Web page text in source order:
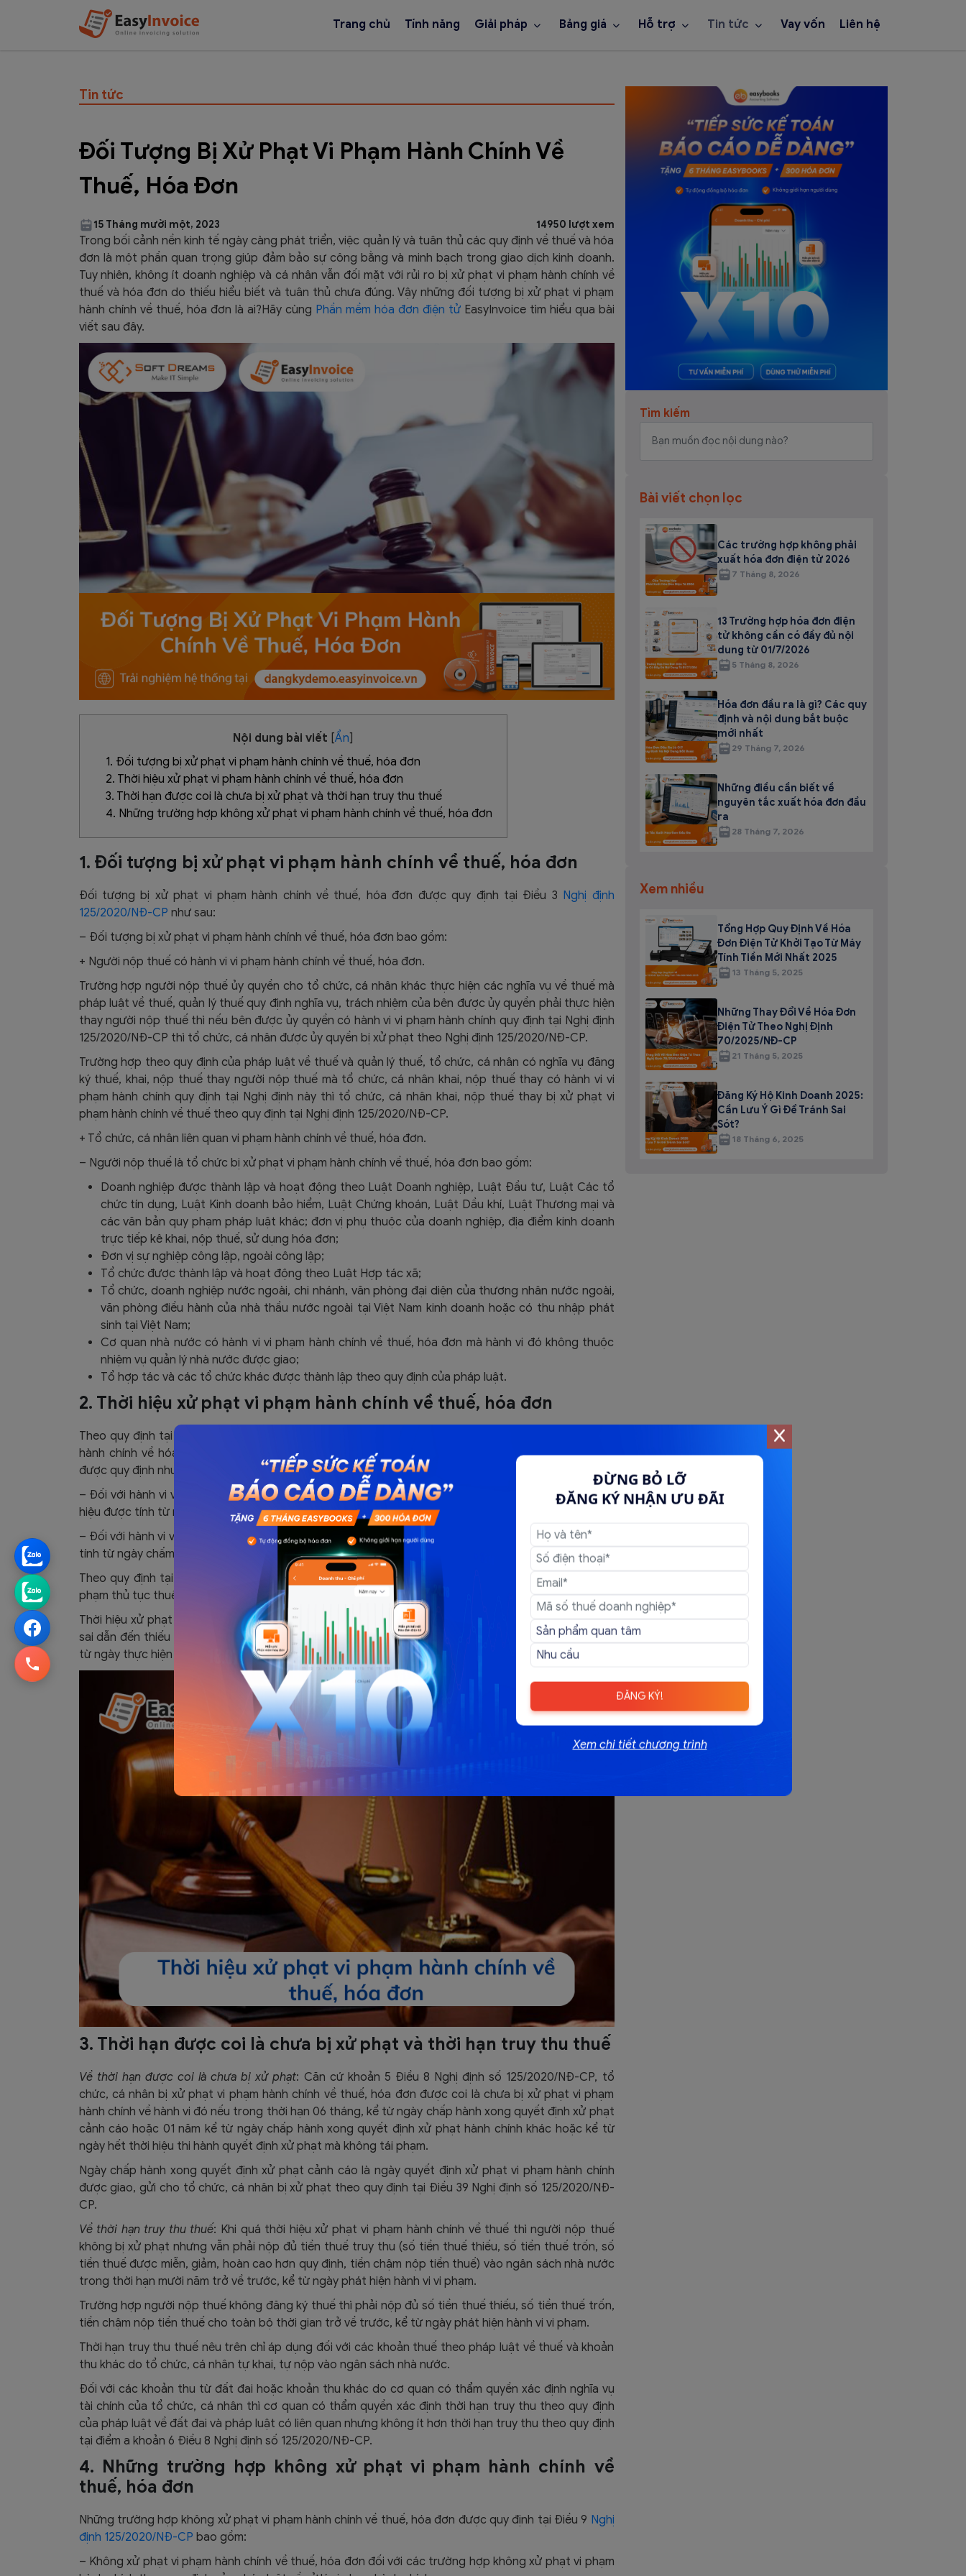
Trang chủ Tính năng Giải pháp Bảng giá Hỗ trợ Tin tức Vay vốn Liên hệ
ĐỪNG BỎ LỠ
ĐĂNG KÝ NHẬN ƯU ĐÃI
ĐĂNG KÝ!
Xem chi tiết chương trình
Tin tức
Đối Tượng Bị Xử Phạt Vi Phạm Hành Chính Về
Thuế, Hóa Đơn
15 Tháng mười một, 2023 14950 lượt xem
Trong bối cảnh nền kinh tế ngày càng phát triển, việc quản lý và tuân thủ các quy định về thuế và hóa
đơn là một phần quan trọng giúp đảm bảo sự công bằng và minh bạch trong giao dịch kinh doanh.
Tuy nhiên, không ít doanh nghiệp và cá nhân vẫn đối mặt với rủi ro bị xử phạt vi phạm hành chính về
thuế và hóa đơn do thiếu hiểu biết và tuân thủ chưa đúng. Vậy những đối tượng bị xử phạt vi phạm
hành chính về thuế, hóa đơn là ai?Hãy cùng Phần mềm hóa đơn điện tửEasyInvoice tìm hiểu qua bài
viết sau đây.
Nội dung bài viết [Ẩn]
1. Đối tượng bị xử phạt vi phạm hành chính về thuế, hóa đơn
2. Thời hiệu xử phạt vi phạm hành chính về thuế, hóa đơn
3. Thời hạn được coi là chưa bị xử phạt và thời hạn truy thu thuế
4. Những trường hợp không xử phạt vi phạm hành chính về thuế, hóa đơn
1. Đối tượng bị xử phạt vi phạm hành chính về thuế, hóa đơn
Đối tượng bị xử phạt vi phạm hành chính về thuế, hóa đơn được quy định tại Điều 3 Nghị định
125/2020/NĐ-CP như sau:
– Đối tượng bị xử phạt vi phạm hành chính về thuế, hóa đơn bao gồm:
+ Người nộp thuế có hành vi vi phạm hành chính về thuế, hóa đơn.
Trường hợp người nộp thuế ủy quyền cho tổ chức, cá nhân khác thực hiện các nghĩa vụ về thuế mà
pháp luật về thuế, quản lý thuế quy định nghĩa vụ, trách nhiệm của bên được ủy quyền phải thực hiện
thay người nộp thuế thì nếu bên được ủy quyền có hành vi vi phạm hành chính quy định tại Nghị định
125/2020/NĐ-CP thì tổ chức, cá nhân được ủy quyền bị xử phạt theo Nghị định 125/2020/NĐ-CP.
Trường hợp theo quy định của pháp luật về thuế và quản lý thuế, tổ chức, cá nhân có nghĩa vụ đăng
ký thuế, khai, nộp thuế thay người nộp thuế mà tổ chức, cá nhân khai, nộp thuế thay có hành vi vi
phạm hành chính quy định tại Nghị định này thì tổ chức, cá nhân khai, nộp thuế thay bị xử phạt vi
phạm hành chính về thuế theo quy định tại Nghị định 125/2020/NĐ-CP.
+ Tổ chức, cá nhân liên quan vi phạm hành chính về thuế, hóa đơn.
– Người nộp thuế là tổ chức bị xử phạt vi phạm hành chính về thuế, hóa đơn bao gồm:
Doanh nghiệp được thành lập và hoạt động theo Luật Doanh nghiệp, Luật Đầu tư, Luật Các tổ
chức tín dụng, Luật Kinh doanh bảo hiểm, Luật Chứng khoán, Luật Dầu khí, Luật Thương mại và
các văn bản quy phạm pháp luật khác; đơn vị phụ thuộc của doanh nghiệp, địa điểm kinh doanh
trực tiếp kê khai, nộp thuế, sử dụng hóa đơn;
Đơn vị sự nghiệp công lập, ngoài công lập;
Tổ chức được thành lập và hoạt động theo Luật Hợp tác xã;
Tổ chức, doanh nghiệp nước ngoài, chi nhánh, văn phòng đại diện của thương nhân nước ngoài,
văn phòng điều hành của nhà thầu nước ngoài tại Việt Nam kinh doanh hoặc có thu nhập phát
sinh tại Việt Nam;
Cơ quan nhà nước có hành vi vi phạm hành chính về thuế, hóa đơn mà hành vi đó không thuộc
nhiệm vụ quản lý nhà nước được giao;
Tổ hợp tác và các tổ chức khác được thành lập theo quy định của pháp luật.
2. Thời hiệu xử phạt vi phạm hành chính về thuế, hóa đơn
Theo quy định tại khoản 1 Điều 8 Nghị định Nghị định số 125/2020/NĐ-CP, thời hiệu xử phạt vi phạm
hành chính về hóa đơn là 01 năm. Thời điểm tính thời hiệu xử phạt vi phạm hành chính về hóa đơn
được quy định như sau:
– Đối với hành vi vi phạm hành chính đang được thực hiện quy định tại điểm c khoản 1 Điều 8 thì thời
hiệu được tính từ ngày người có thẩm quyền thi hành công vụ phát hiện hành vi vi phạm.
– Đối với hành vi vi phạm hành chính đã kết thúc quy định tại điểm d khoản 1 Điều 8 thì thời hiệu được
tính từ ngày chấm dứt hành vi vi phạm.
Theo quy định tại khoản 2 Điều 8 Nghị định số 125/2020/NĐ-CP, thời hiệu xử phạt đối với hành vi vi
phạm thủ tục thuế là 02 năm, kể từ ngày thực hiện hành vi vi phạm.
Thời hiệu xử phạt đối với hành vi trốn thuế chưa đến mức truy cứu trách nhiệm hình sự, hành vi khai
sai dẫn đến thiếu số tiền thuế phải nộp hoặc tăng số tiền thuế được miễn, giảm, hoàn là 05 năm, kể
từ ngày thực hiện hành vi vi phạm.
3. Thời hạn được coi là chưa bị xử phạt và thời hạn truy thu thuế
Về thời hạn được coi là chưa bị xử phạt: Căn cứ khoản 5 Điều 8 Nghị định số 125/2020/NĐ-CP, tổ
chức, cá nhân bị xử phạt vi phạm hành chính về thuế, hóa đơn được coi là chưa bị xử phạt vi phạm
hành chính về hành vi đó nếu trong thời hạn 06 tháng, kể từ ngày chấp hành xong quyết định xử phạt
cảnh cáo hoặc 01 năm kể từ ngày chấp hành xong quyết định xử phạt hành chính khác hoặc kể từ
ngày hết thời hiệu thi hành quyết định xử phạt mà không tái phạm.
Ngày chấp hành xong quyết định xử phạt cảnh cáo là ngày quyết định xử phạt vi phạm hành chính
được giao, gửi cho tổ chức, cá nhân bị xử phạt theo quy định tại Điều 39 Nghị định số 125/2020/NĐ-
CP.
Về thời hạn truy thu thuế: Khi quá thời hiệu xử phạt vi phạm hành chính về thuế thì người nộp thuế
không bị xử phạt nhưng vẫn phải nộp đủ tiền thuế truy thu (số tiền thuế thiếu, số tiền thuế trốn, số
tiền thuế được miễn, giảm, hoàn cao hơn quy định, tiền chậm nộp tiền thuế) vào ngân sách nhà nước
trong thời hạn mười năm trở về trước, kể từ ngày phát hiện hành vi vi phạm.
Trường hợp người nộp thuế không đăng ký thuế thì phải nộp đủ số tiền thuế thiếu, số tiền thuế trốn,
tiền chậm nộp tiền thuế cho toàn bộ thời gian trở về trước, kể từ ngày phát hiện hành vi vi phạm.
Thời hạn truy thu thuế nêu trên chỉ áp dụng đối với các khoản thuế theo pháp luật về thuế và khoản
thu khác do tổ chức, cá nhân tự khai, tự nộp vào ngân sách nhà nước.
Đối với các khoản thu từ đất đai hoặc khoản thu khác do cơ quan có thẩm quyền xác định nghĩa vụ
tài chính của tổ chức, cá nhân thì cơ quan có thẩm quyền xác định thời hạn truy thu theo quy định
của pháp luật về đất đai và pháp luật có liên quan nhưng không ít hơn thời hạn truy thu theo quy định
tại điểm a khoản 6 Điều 8 Nghị định số 125/2020/NĐ-CP.
4. Những trường hợp không xử phạt vi phạm hành chính về
thuế, hóa đơn
Những trường hợp không xử phạt vi phạm hành chính về thuế, hóa đơn được quy định tại Điều 9 Nghị
định 125/2020/NĐ-CP bao gồm:
– Không xử phạt vi phạm hành chính về thuế, hóa đơn đối với các trường hợp không xử phạt vi phạm
Tìm kiếm
Bài viết chọn lọc
Các trường hợp không phải
xuất hóa đơn điện tử 2026
7 Tháng 8, 2026
13 Trường hợp hóa đơn điện
tử không cần có đầy đủ nội
dung từ 01/7/2026
5 Tháng 8, 2026
Hóa đơn đầu ra là gì? Các quy
định và nội dung bắt buộc
mới nhất
29 Tháng 7, 2026
Những điều cần biết về
nguyên tắc xuất hóa đơn đầu
ra
28 Tháng 7, 2026
Xem nhiều
Tổng Hợp Quy Định Về Hóa
Đơn Điện Tử Khởi Tạo Từ Máy
Tính Tiền Mới Nhất 2025
13 Tháng 5, 2025
Những Thay Đổi Về Hóa Đơn
Điện Tử Theo Nghị Định
70/2025/NĐ-CP
21 Tháng 5, 2025
Đăng Ký Hộ Kinh Doanh 2025:
Cần Lưu Ý Gì Để Tránh Sai
Sót?
18 Tháng 6, 2025